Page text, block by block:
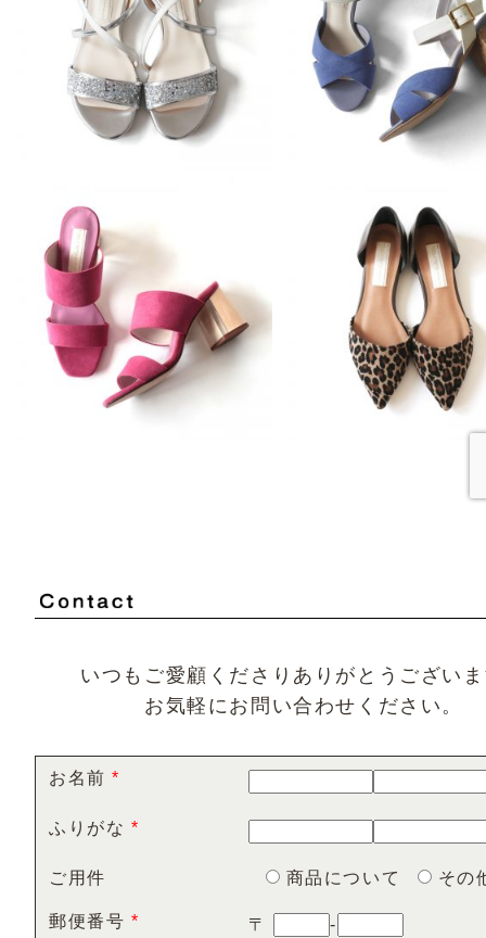
いつもご愛顧くださりありがとうござい
お気軽にお問い合わせください。
お名前 *
ふりがな *
ご用件 商品について その
郵便番号 * 〒 -